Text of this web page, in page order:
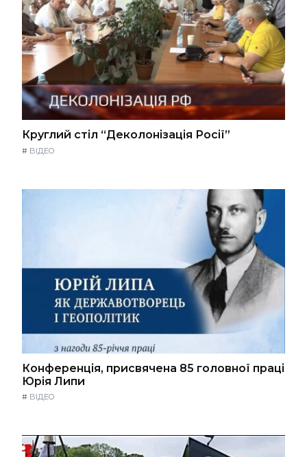
Круглий стіл “Деколонізація Росії”
# ВІДЕО
Конференція, присвячена 85 головної праці
Юрія Липи
# ВІДЕО